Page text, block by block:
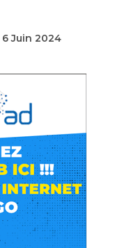
6 Juin 2024